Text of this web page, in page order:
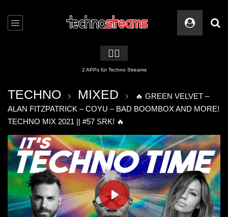
🏳️‍🌈
2 APPs für Techno Streams
TECHNO MIXED
🔥 GREEN VELVET –
ALAN FITZPATRICK – COYU – BAD BOOMBOX AND MORE!
TECHNO MIX 2021 || #57 SRK! 🔥
PLAY